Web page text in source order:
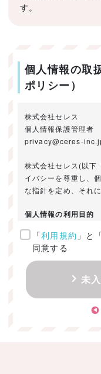
す。
個人情報の取
ポリシー）
株式会社セレス
個人情報保護管理者
privacy@ceres-
株式会社セレス(以下
イバシーを尊重し、
な指針を定め、それ
個人情報の利用目的
ご提供いただきまし
たします。
・お問い合わせに対
・当社のお客様向け
・本人確認
・サービスの開発・
「利用規約 」と
同意する
未